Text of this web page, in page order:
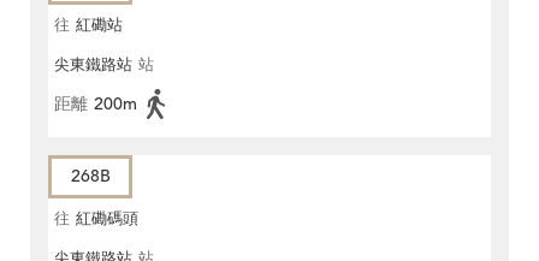
往 紅磡站
尖東鐵路站 站
距離 200m
268B
往 紅磡碼頭